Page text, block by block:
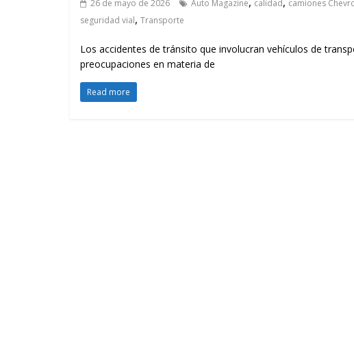
26 de mayo de 2026 Auto Magazine calidad camiones
seguridad vial, Transporte
Los accidentes de tránsito que involucran vehículos de
preocupaciones en materia de
Read more